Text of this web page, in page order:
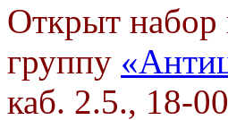
Открыт
группу
каб. 2.5., 18-